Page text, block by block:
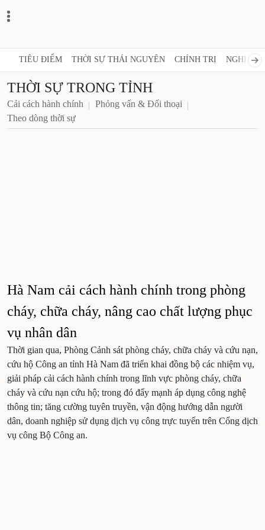
TIÊU ĐIỂM THỜI SỰ THÁI NGUYÊN CHÍNH TRỊ NGHỊ
THỜI SỰ TRONG TỈNH
Cải cách hành chính
Phỏng vấn & Đối thoại
Theo dòng thời sự
Hà Nam cải cách hành chính trong phòng
cháy, chữa cháy, nâng cao chất lượng phục
vụ nhân dân
Thời gian qua, Phòng Cảnh sát phòng cháy, chữa cháy và cứu nạn,
cứu hộ Công an tỉnh Hà Nam đã triển khai đồng bộ các nhiệm vụ,
giải pháp cải cách hành chính trong lĩnh vực phòng cháy, chữa
cháy và cứu nạn cứu hộ; trong đó đẩy mạnh áp dụng công nghệ
thông tin; tăng cường tuyên truyền, vận động hướng dẫn người
dân, doanh nghiệp sử dụng dịch vụ công trực tuyến trên Cổng dịch
vụ công Bộ Công an.